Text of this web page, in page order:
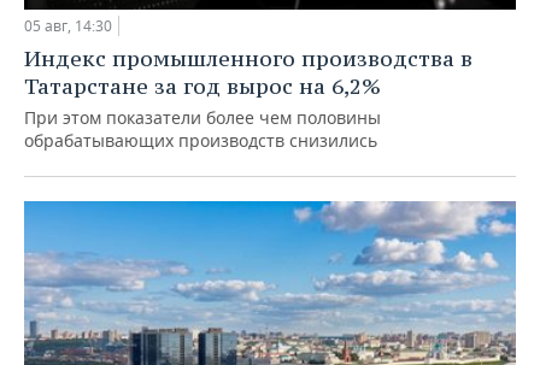
05 авг, 14:30
Индекс промышленного производства в
Татарстане за год вырос на 6,2%
При этом показатели более чем половины
обрабатывающих производств снизились